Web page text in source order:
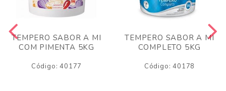
TEMPERO SABOR A MI
COM PIMENTA 5KG
Código: 40177
TEMPERO SABOR A MI
COMPLETO 5KG
Código: 40178